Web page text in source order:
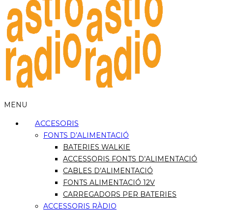
MENU
ACCESORIS
FONTS D’ALIMENTACIÓ
BATERIES WALKIE
ACCESSORIS FONTS D’ALIMENTACIÓ
CABLES D’ALIMENTACIÓ
FONTS ALIMENTACIÓ 12V
CARREGADORS PER BATERIES
ACCESSORIS RÀDIO